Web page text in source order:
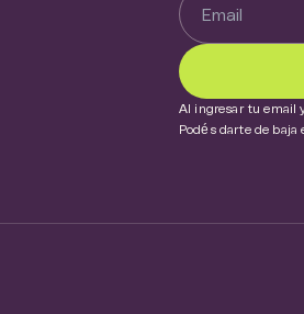
Al ingresar tu email
Podés darte de